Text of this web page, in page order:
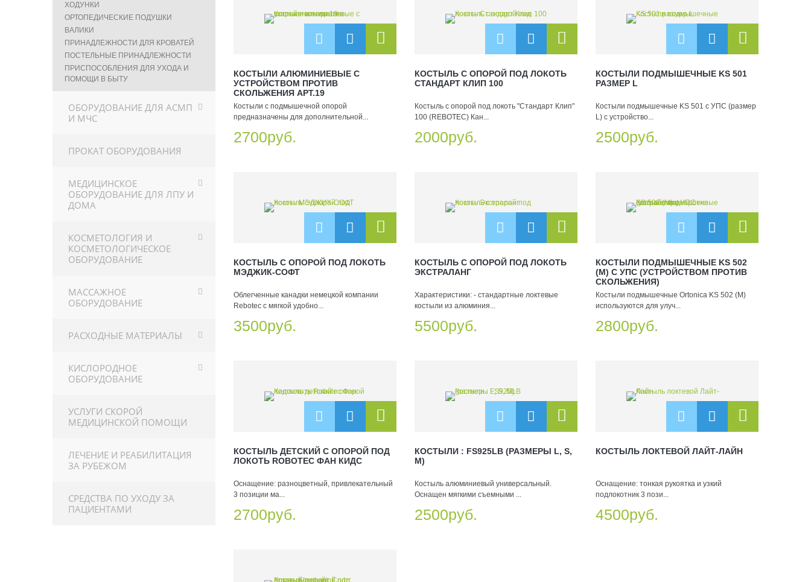
ХОДУНКИ
ОРТОПЕДИЧЕСКИЕ ПОДУШКИ
ВАЛИКИ
ПРИНАДЛЕЖНОСТИ ДЛЯ КРОВАТЕЙ
ПОСТЕЛЬНЫЕ ПРИНАДЛЕЖНОСТИ
ПРИСПОСОБЛЕНИЯ ДЛЯ УХОДА И
ПОМОЩИ В БЫТУ
ОБОРУДОВАНИЕ ДЛЯ АСМП
И МЧС
ПРОКАТ ОБОРУДОВАНИЯ
МЕДИЦИНСКОЕ
ОБОРУДОВАНИЕ ДЛЯ ЛПУ И
ДОМА
КОСМЕТОЛОГИЯ И
КОСМЕТОЛОГИЧЕСКОЕ
ОБОРУДОВАНИЕ
МАССАЖНОЕ
ОБОРУДОВАНИЕ
РАСХОДНЫЕ МАТЕРИАЛЫ
КИСЛОРОДНОЕ
ОБОРУДОВАНИЕ
УСЛУГИ СКОРОЙ
МЕДИЦИНСКОЙ ПОМОЩИ
ЛЕЧЕНИЕ И РЕАБИЛИТАЦИЯ
ЗА РУБЕЖОМ
СРЕДСТВА ПО УХОДУ ЗА
ПАЦИЕНТАМИ
КОСТЫЛИ АЛЮМИНИЕВЫЕ С
УСТРОЙСТВОМ ПРОТИВ
СКОЛЬЖЕНИЯ АРТ.19
Костыли с подмышечной опорой
предназначены для дополнительной...
2700руб.
КОСТЫЛЬ С ОПОРОЙ ПОД ЛОКОТЬ
СТАНДАРТ КЛИП 100
Костыль с опорой под локоть "Стандарт Клип"
100 (REBOTEC) Кан...
2000руб.
КОСТЫЛИ ПОДМЫШЕЧНЫЕ KS 501
РАЗМЕР L
Костыли подмышечные KS 501 с УПС (размер
L) с устройство...
2500руб.
КОСТЫЛЬ С ОПОРОЙ ПОД ЛОКОТЬ
МЭДЖИК-СОФТ
Облегченные канадки немецкой компании
Rebotec с мягкой удобно...
3500руб.
КОСТЫЛЬ С ОПОРОЙ ПОД ЛОКОТЬ
ЭКСТРАЛАНГ
Характеристики: - стандартные локтевые
костыли из алюминия...
5500руб.
КОСТЫЛИ ПОДМЫШЕЧНЫЕ KS 502
(M) С УПС (УСТРОЙСТВОМ ПРОТИВ
СКОЛЬЖЕНИЯ)
Костыли подмышечные Ortonica KS 502 (M)
используются для улуч...
2800руб.
КОСТЫЛЬ ДЕТСКИЙ С ОПОРОЙ ПОД
ЛОКОТЬ ROBOTEC ФАН КИДС
Оснащение: разноцветный, привлекательный
3 позиции ма...
2700руб.
КОСТЫЛИ : FS925LB (РАЗМЕРЫ L, S,
M)
Костыль алюминиевый универсальный.
Оснащен мягкими съемными ...
2500руб.
КОСТЫЛЬ ЛОКТЕВОЙ ЛАЙТ-ЛАЙН
Оснащение: тонкая рукоятка и узкий
подлокотник 3 пози...
4500руб.